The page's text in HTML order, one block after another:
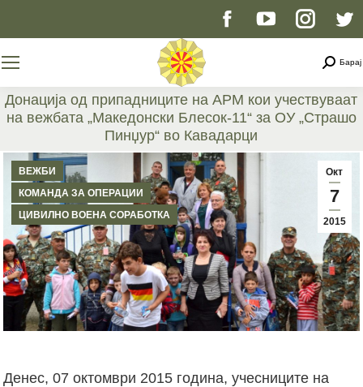
Facebook
opens
in
new
window
YouTube
opens
page
opens
new
window
Барај
Донација од припадниците на АРМ кои учествуваат
на вежбата „Македонски Блесок-11“ за ОУ „Страшо
Пинџур“ во Кавадарци
You are here:
Окт
7
2015
ВЕЖБИ
КОМАНДА ЗА ОПЕРАЦИИ
ЦИВИЛНО ВОЕНА СОРАБОТКА
Денес, 07 октомври 2015 година, учесниците на